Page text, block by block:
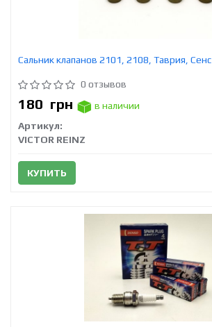
Сальник клапанов 2101, 2108, Таврия,
0 отзывов
180 грн
в наличии
Артикул:
VICTOR REINZ
КУПИТЬ